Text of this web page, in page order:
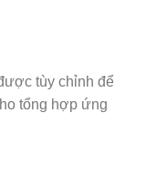
tùy chỉnh để
tổng hợp ứng